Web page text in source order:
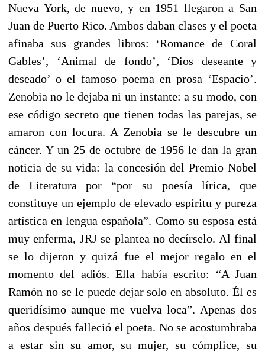
Nueva York, de nuevo, y en 1951 llegaron a San
Juan de Puerto Rico. Ambos daban clases y el poeta
afinaba sus grandes libros: ‘Romance de Coral
Gables’, ‘Animal de fondo’, ‘Dios deseante y
deseado’ o el famoso poema en prosa ‘Espacio’.
Zenobia no le dejaba ni un instante: a su modo, con
ese código secreto que tienen todas las parejas, se
amaron con locura. A Zenobia se le descubre un
cáncer. Y un 25 de octubre de 1956 le dan la gran
noticia de su vida: la concesión del Premio Nobel
de Literatura por “por su poesía lírica, que
constituye un ejemplo de elevado espíritu y pureza
artística en lengua española”. Como su esposa está
muy enferma, JRJ se plantea no decírselo. Al final
se lo dijeron y quizá fue el mejor regalo en el
momento del adiós. Ella había escrito: “A Juan
Ramón no se le puede dejar solo en absoluto. Él es
queridísimo aunque me vuelva loca”. Apenas dos
años después falleció el poeta. No se acostumbraba
a estar sin su amor, su mujer, su cómplice, su